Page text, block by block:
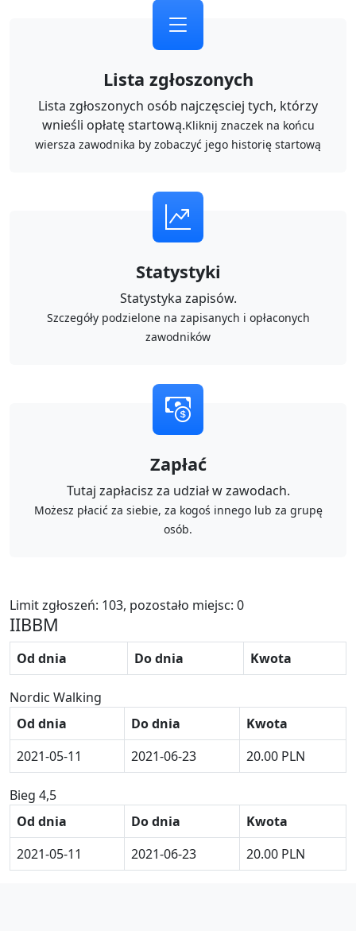
Lista zgłoszonych
Lista zgłoszonych osób najczęsciej tych, którzy
wnieśli opłatę startową.Kliknij znaczek na końcu
wiersza zawodnika by zobaczyć jego historię startową
Statystyki
Statystyka zapisów.
Szczegóły podzielone na zapisanych i opłaconych
zawodników
Zapłać
Tutaj zapłacisz za udział w zawodach.
Możesz płacić za siebie, za kogoś innego lub za grupę
osób.
Limit zgłoszeń: 103, pozostało miejsc: 0
IIBBM
Od dnia Do dnia Kwota
Nordic Walking
Od dnia
Do dnia
Kwota
2021-05-11
2021-06-23 20.00 PLN
Bieg 4,5
Od dnia
Do dnia
Kwota
2021-05-11
2021-06-23 20.00 PLN